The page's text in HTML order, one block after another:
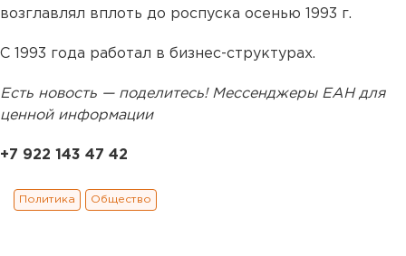
возглавлял вплоть до роспуска осенью 1993 г.
С 1993 года работал в бизнес-структурах.
Есть новость — поделитесь! Мессенджеры ЕАН для
ценной информации
+7 922 143 47 42
Политика Общество